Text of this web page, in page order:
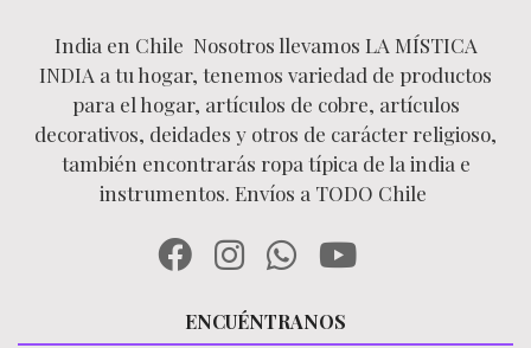
India en Chile Nosotros llevamos LA MÍSTICA
INDIA a tu hogar, tenemos variedad de productos
para el hogar, artículos de cobre, artículos
decorativos, deidades y otros de carácter religioso,
también encontrarás ropa típica de la india e
instrumentos. Envíos a TODO Chile
ENCUÉNTRANOS